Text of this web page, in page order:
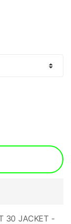
30 JACKET -